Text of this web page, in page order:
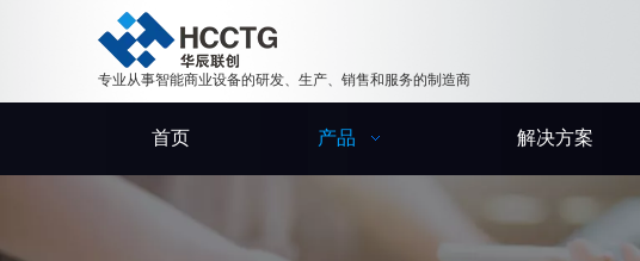
专业从事智能商业设备的研发、生产、销售和服务的制造商
首页 产品 解决方案